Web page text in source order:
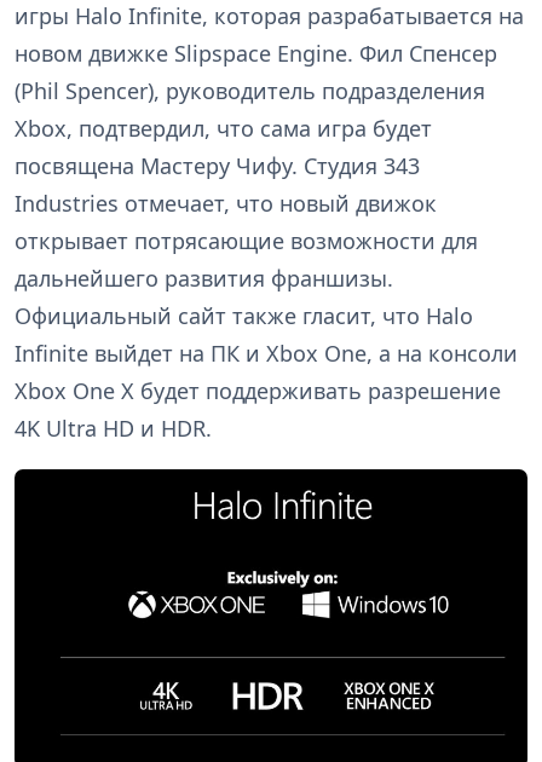
игры Halo Infinite, которая разрабатывается на
новом движке Slipspace Engine. Фил Спенсер
(Phil Spencer), руководитель подразделения
Xbox, подтвердил, что сама игра будет
посвящена Мастеру Чифу. Студия 343
Industries отмечает, что новый движок
открывает потрясающие возможности для
дальнейшего развития франшизы.
Официальный сайт также гласит, что Halo
Infinite выйдет на ПК и Xbox One, а на консоли
Xbox One X будет поддерживать разрешение
4K Ultra HD и HDR.